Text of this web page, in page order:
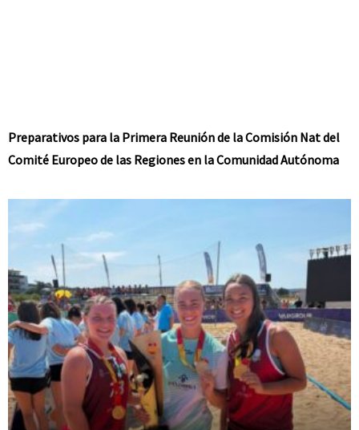
Preparativos para la Primera Reunión de la Comisión Nat del
Comité Europeo de las Regiones en la Comunidad Autónoma